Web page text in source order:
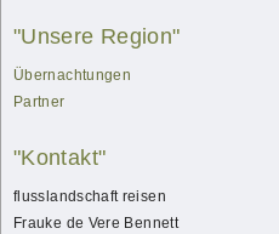
"Unsere Region"
Übernachtungen
Partner
"Kontakt"
flusslandschaft reisen
Frauke de Vere Bennett